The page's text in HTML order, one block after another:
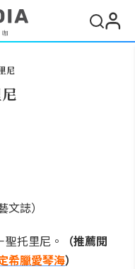
尼
誌）
托里尼。
（推薦閱
希臘愛琴海）